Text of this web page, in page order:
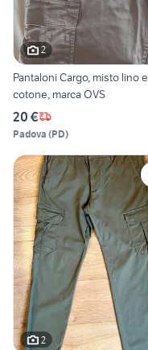
2
Pantaloni Cargo, misto lino e
cotone, marca OVS
20 €
Padova (PD)
2